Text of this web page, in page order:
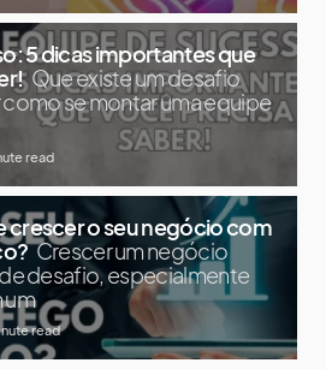
5 dicas importantes que
Que existe um desafio
se montar uma equipe
read
crescer o seu negócio com
Crescer um negócio
desafio, especialmente
read